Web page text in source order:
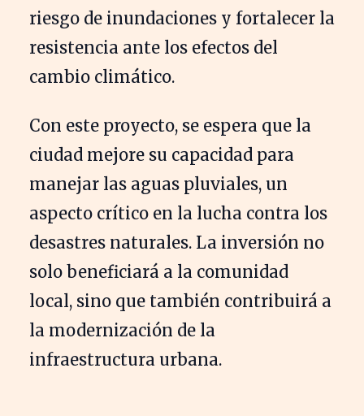
riesgo de inundaciones y fortalecer la
resistencia ante los efectos del
cambio climático.
Con este proyecto, se espera que la
ciudad mejore su capacidad para
manejar las aguas pluviales, un
aspecto crítico en la lucha contra los
desastres naturales. La inversión no
solo beneficiará a la comunidad
local, sino que también contribuirá a
la modernización de la
infraestructura urbana.